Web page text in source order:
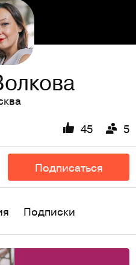
45 5
Подписаться
Подписки